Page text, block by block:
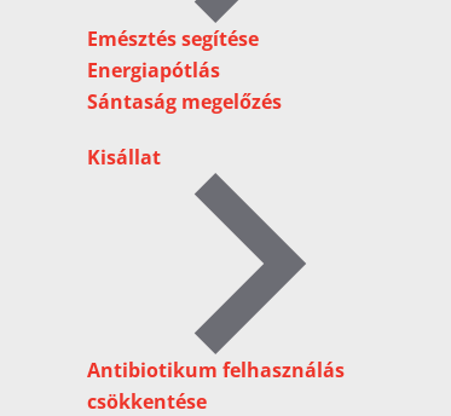
Emésztés segítése
Energiapótlás
Sántaság megelőzés
Kisállat
Antibiotikum felhasználás
csökkentése